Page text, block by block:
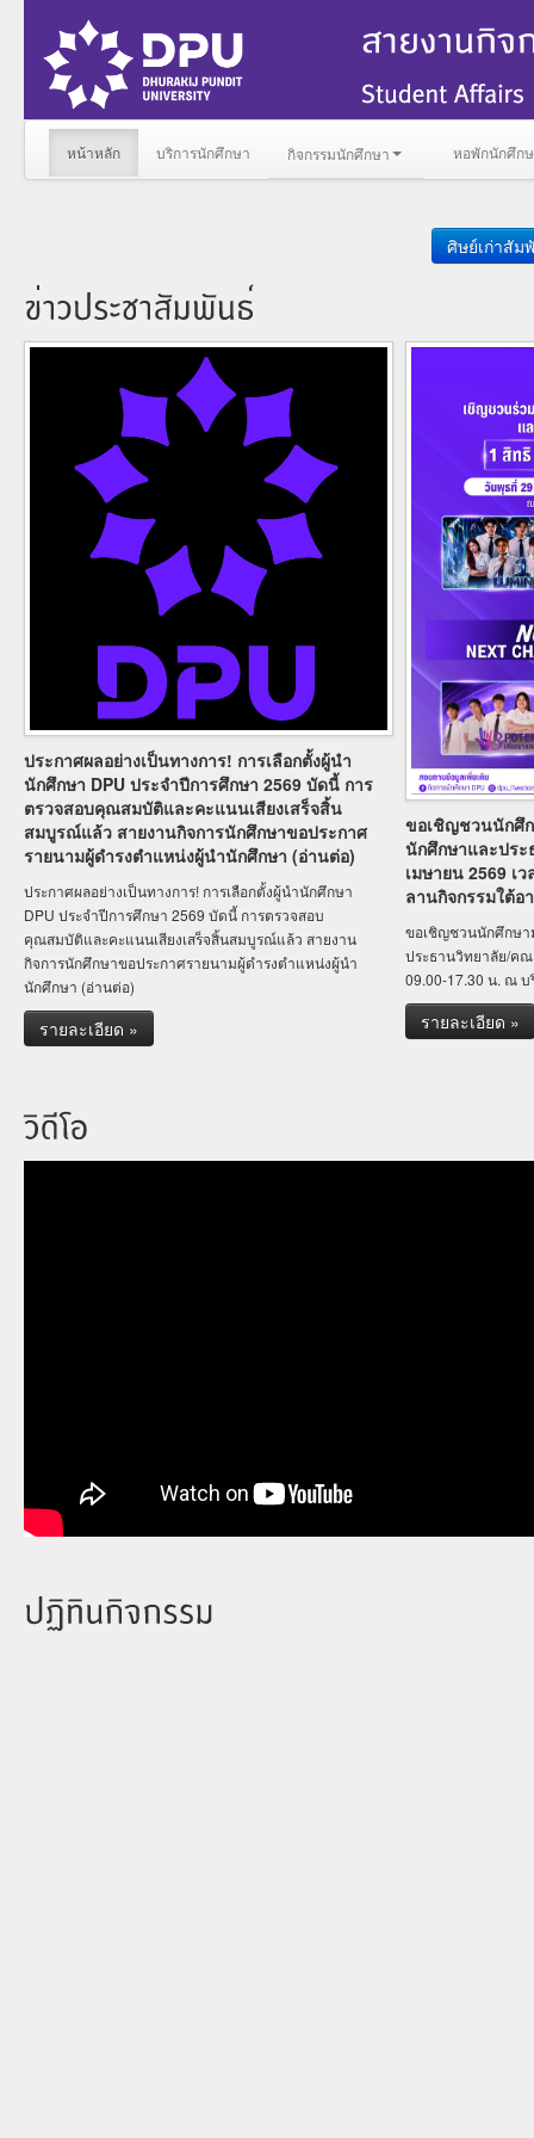
หน้าหลัก บริการนักศึกษา กิจกรรมนักศึกษา หอพักนักศึก
ศิษย์เก่าสัม
ประกาศผลอย่างเป็นทางการ! การเลือกตั้งผู้นำ
นักศึกษา DPU ประจำปีการศึกษา 2569 บัดนี้ การ
ตรวจสอบคุณสมบัติและคะแนนเสียงเสร็จสิ้น
สมบูรณ์แล้ว สายงานกิจการนักศึกษาขอประกาศ
รายนามผู้ดำรงตำแหน่งผู้นำนักศึกษา (อ่านต่อ)
ประกาศผลอย่างเป็นทางการ! การเลือกตั้งผู้นำนักศึกษา
DPU ประจำปีการศึกษา 2569 บัดนี้ การตรวจสอบ
คุณสมบัติและคะแนนเสียงเสร็จสิ้นสมบูรณ์แล้ว สายงาน
กิจการนักศึกษาขอประกาศรายนามผู้ดำรงตำแหน่งผู้นำ
นักศึกษา (อ่านต่อ)
รายละเอียด »
ขอเชิญชวนนักศึ
นักศึกษาและปร
เมษายน 2569 เ
ลานกิจกรรมใต้อ
ขอเชิญชวนนักศึกษา
ประธานวิทยาลัย/คณ
09.00-17.30 น. ณ
รายละเอียด »